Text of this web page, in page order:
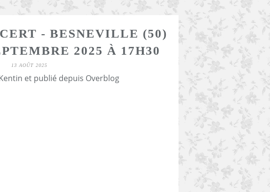
- BESNEVILLE (50)
2025 À 17H30
13 AOÛT 2025
et publié depuis Overblog